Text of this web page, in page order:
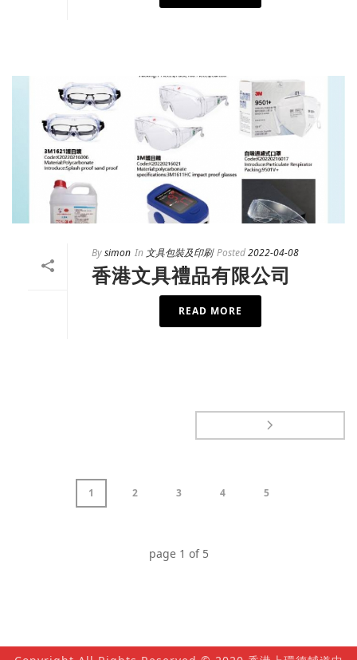
Bysimon In 文具包裝及印刷 Posted2022-04-08
香港文具禮品有限公司
READ MORE
1 2 3 4 5
page 1 of 5